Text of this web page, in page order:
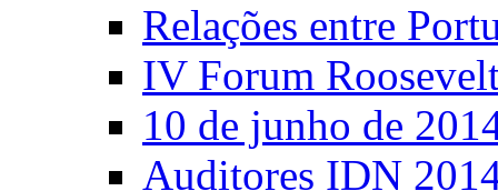
Relações entre
IV Forum
10 de junho de
Auditores IDN